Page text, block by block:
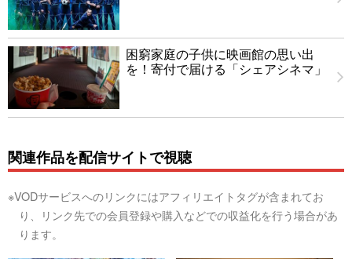
困窮家庭の子供に映画館の思い出
を！寄付で届ける「シェアシネマ」
関連作品を配信サイトで視聴
※VODサービスへのリンクにはアフィリエイトタグが含まれてお
り、リンク先での会員登録や購入などでの収益化を行う場合があ
ります。